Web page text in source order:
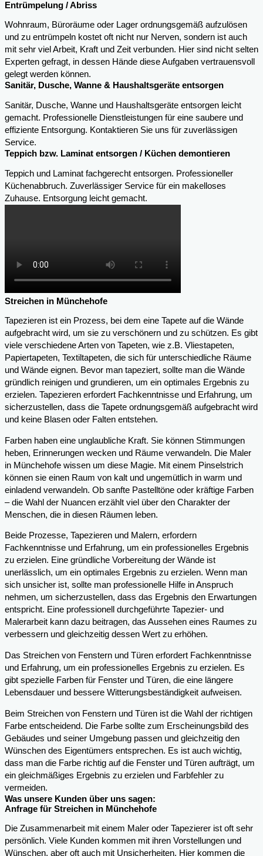
Entrümpelung / Abriss
Wohnraum, Büroräume oder Lager ordnungsgemäß aufzulösen
und zu entrümpeln kostet oft nicht nur Nerven, sondern ist auch
mit sehr viel Arbeit, Kraft und Zeit verbunden. Hier sind nicht selten
Experten gefragt, in dessen Hände diese Aufgaben vertrauensvoll
gelegt werden können.
Sanitär, Dusche, Wanne & Haushaltsgeräte entsorgen
Sanitär, Dusche, Wanne und Haushaltsgeräte entsorgen leicht
gemacht. Professionelle Dienstleistungen für eine saubere und
effiziente Entsorgung. Kontaktieren Sie uns für zuverlässigen
Service.
Teppich bzw. Laminat entsorgen / Küchen demontieren
Teppich und Laminat fachgerecht entsorgen. Professioneller
Küchenabbruch. Zuverlässiger Service für ein makelloses
Zuhause. Entsorgung leicht gemacht.
Streichen in Münchehofe
Tapezieren ist ein Prozess, bei dem eine Tapete auf die Wände
aufgebracht wird, um sie zu verschönern und zu schützen. Es gibt
viele verschiedene Arten von Tapeten, wie z.B. Vliestapeten,
Papiertapeten, Textiltapeten, die sich für unterschiedliche Räume
und Wände eignen. Bevor man tapeziert, sollte man die Wände
gründlich reinigen und grundieren, um ein optimales Ergebnis zu
erzielen. Tapezieren erfordert Fachkenntnisse und Erfahrung, um
sicherzustellen, dass die Tapete ordnungsgemäß aufgebracht wird
und keine Blasen oder Falten entstehen.
Farben haben eine unglaubliche Kraft. Sie können Stimmungen
heben, Erinnerungen wecken und Räume verwandeln. Die Maler
in Münchehofe wissen um diese Magie. Mit einem Pinselstrich
können sie einen Raum von kalt und ungemütlich in warm und
einladend verwandeln. Ob sanfte Pastelltöne oder kräftige Farben
– die Wahl der Nuancen erzählt viel über den Charakter der
Menschen, die in diesen Räumen leben.
Beide Prozesse, Tapezieren und Malern, erfordern
Fachkenntnisse und Erfahrung, um ein professionelles Ergebnis
zu erzielen. Eine gründliche Vorbereitung der Wände ist
unerlässlich, um ein optimales Ergebnis zu erzielen. Wenn man
sich unsicher ist, sollte man professionelle Hilfe in Anspruch
nehmen, um sicherzustellen, dass das Ergebnis den Erwartungen
entspricht. Eine professionell durchgeführte Tapezier- und
Malerarbeit kann dazu beitragen, das Aussehen eines Raumes zu
verbessern und gleichzeitig dessen Wert zu erhöhen.
Das Streichen von Fenstern und Türen erfordert Fachkenntnisse
und Erfahrung, um ein professionelles Ergebnis zu erzielen. Es
gibt spezielle Farben für Fenster und Türen, die eine längere
Lebensdauer und bessere Witterungsbeständigkeit aufweisen.
Beim Streichen von Fenstern und Türen ist die Wahl der richtigen
Farbe entscheidend. Die Farbe sollte zum Erscheinungsbild des
Gebäudes und seiner Umgebung passen und gleichzeitig den
Wünschen des Eigentümers entsprechen. Es ist auch wichtig,
dass man die Farbe richtig auf die Fenster und Türen aufträgt, um
ein gleichmäßiges Ergebnis zu erzielen und Farbfehler zu
vermeiden.
Was unsere Kunden über uns sagen:
Anfrage für Streichen in Münchehofe
Die Zusammenarbeit mit einem Maler oder Tapezierer ist oft sehr
persönlich. Viele Kunden kommen mit ihren Vorstellungen und
Wünschen, aber oft auch mit Unsicherheiten. Hier kommen die